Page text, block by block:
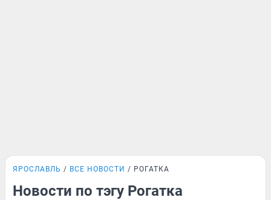
ЯРОСЛАВЛЬ ВСЕ НОВОСТИ РОГАТКА
Новости по тэгу Рогатка